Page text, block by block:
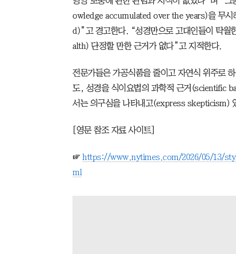
owledge accumulated over the years)을 무
d)”고 경고한다. “성경만으로 고대인들이 탁
alth) 단정할 만한 근거가 없다”고 지적한다.
전문가들은 가공식품을 줄이고 자연식 위주로
도, 성경을 식이요법의 과학적 근거(scientific
서는 의구심을 나타내고(express skepticism)
[영문 참조 자료 사이트]
☞ https://www.nytimes.com/2026/05/13/
ml